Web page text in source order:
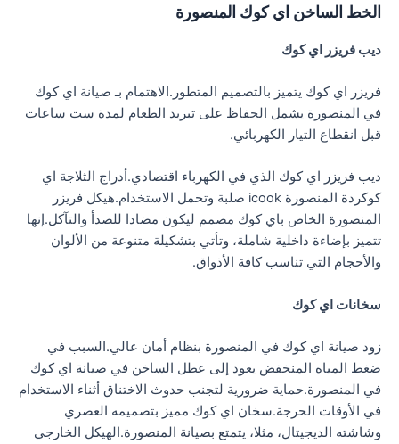
الخط الساخن اي كوك المنصورة
ديب فريزر اي كوك
فريزر اي كوك يتميز بالتصميم المتطور.الاهتمام بـ صيانة اي كوك
في المنصورة يشمل الحفاظ على تبريد الطعام لمدة ست ساعات
قبل انقطاع التيار الكهربائي.
ديب فريزر اي كوك الذي في الكهرباء اقتصادي.أدراج الثلاجة اي
كوكردة المنصورة icook صلبة وتحمل الاستخدام.هيكل فريزر
المنصورة الخاص باي كوك مصمم ليكون مضادا للصدأ والتآكل.إنها
تتميز بإضاءة داخلية شاملة، وتأتي بتشكيلة متنوعة من الألوان
والأحجام التي تناسب كافة الأذواق.
سخانات اي كوك
زود صيانة اي كوك في المنصورة بنظام أمان عالي.السبب في
ضغط المياه المنخفض يعود إلى عطل الساخن في صيانة اي كوك
في المنصورة.حماية ضرورية لتجنب حدوث الاختناق أثناء الاستخدام
في الأوقات الحرجة.سخان اي كوك مميز بتصميمه العصري
وشاشته الديجيتال، مثلا، يتمتع بصيانة المنصورة.الهيكل الخارجي